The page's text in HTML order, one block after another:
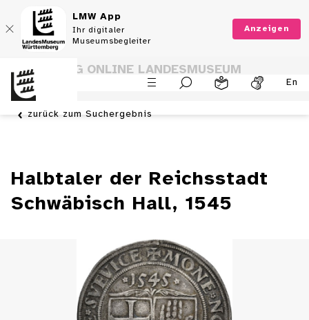
LMW App
Ihr digitaler
Museumsbegleiter
Anzeigen
En
SAMMLUNG ONLINE LANDESMUSEUM
WÜRTTEMBERG
zurück zum Suchergebnis
Halbtaler der Reichsstadt
Schwäbisch Hall, 1545